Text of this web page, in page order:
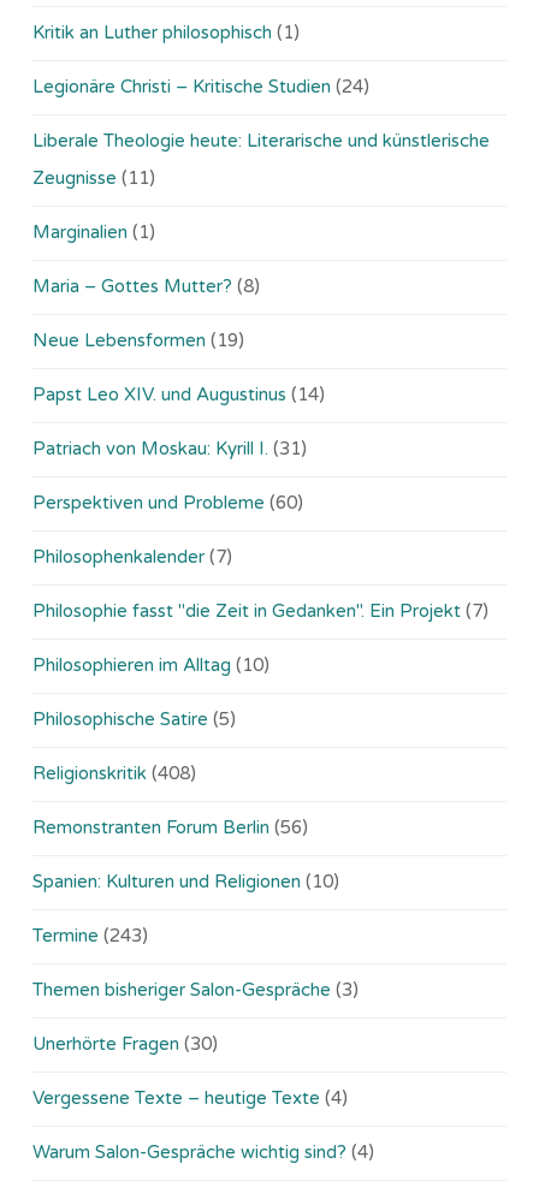
Kritik an Luther philosophisch (1)
Legionäre Christi – Kritische Studien (24)
Liberale Theologie heute: Literarische und künstlerische
Zeugnisse (11)
Marginalien (1)
Maria – Gottes Mutter? (8)
Neue Lebensformen (19)
Papst Leo XIV. und Augustinus (14)
Patriach von Moskau: Kyrill I. (31)
Perspektiven und Probleme (60)
Philosophenkalender (7)
Philosophie fasst "die Zeit in Gedanken". Ein Projekt (7)
Philosophieren im Alltag (10)
Philosophische Satire (5)
Religionskritik (408)
Remonstranten Forum Berlin (56)
Spanien: Kulturen und Religionen (10)
Termine (243)
Themen bisheriger Salon-Gespräche (3)
Unerhörte Fragen (30)
Vergessene Texte – heutige Texte (4)
Warum Salon-Gespräche wichtig sind? (4)